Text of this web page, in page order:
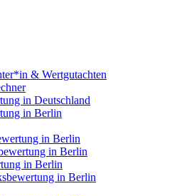
& Wertgutachten
in Deutschland
in Berlin
in Berlin
in Berlin
in Berlin
in Berlin